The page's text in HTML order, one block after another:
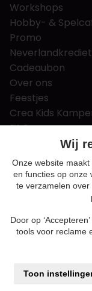
Workshops
Hobby- &
Promo
Neverlandkrediet
Cadeaubon
Over ons
Feestjes
Crea Kids
FAQ
Tips & tricks
Contact
Nieuws &
Wij
Onze website
en functies op onze
te verzamelen over
Door op
tools voor reclame
Toon